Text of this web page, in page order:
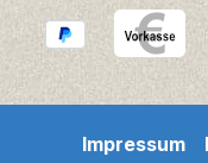
Impressum